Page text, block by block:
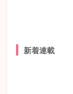
新着連載